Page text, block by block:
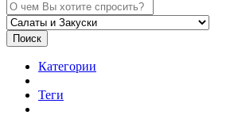
Поиск
Категории
Теги